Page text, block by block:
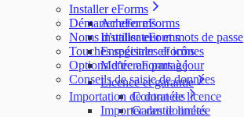
Installer eForms
Acheter eForms
Installer eForms
Enregistrer eForms
Mettre eForms à jour
Licence et garantie
Contrat de licence
Garantie limitée
Démarrer eForms
Noms d’utilisateur et mots de passe
Touches spéciales et icônes
Options d’écran partagé
Conseils de saisie de données
Importation de données
Importer des données